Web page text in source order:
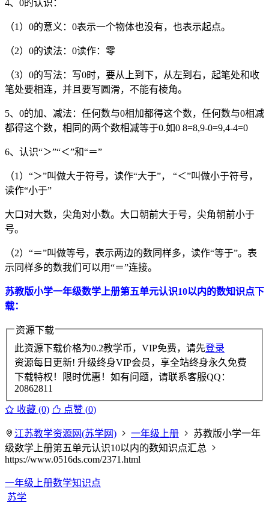
4、0的认识：
（1）0的意义：0表示一个物体也没有，也表示起点。
（2）0的读法：0读作：零
（3）0的写法：写0时，要从上到下，从左到右，起笔处和收
笔处要相连，并且要写圆滑，不能有棱角。
5、0的加、减法：任何数与0相加都得这个数，任何数与0相减
都得这个数，相同的两个数相减等于0.如0 8=8,9-0=9,4-4=0
6、认识“＞”“＜”和“＝”
（1）“＞”叫做大于符号，读作“大于”， “＜”叫做小于符号，
读作“小于”
大口对大数，尖角对小数。大口朝前大于号，尖角朝前小于
号。
（2）“＝”叫做等号，表示两边的数同样多，读作“等于”。表
示同样多的数我们可以用“＝”连接。
苏教版小学一年级数学上册第五单元认识10以内的数知识点下
载：
资源下载
此资源下载价格为0.2教学币，VIP免费，请先登录
资源每日更新! 升级终身VIP会员，享全站终身永久免费
下载特权！限时优惠！如有问题，请联系客服QQ：
20862811
收藏 (0) 点赞 (0)
江苏教学资源网(苏学网) 一年级上册
苏教版小学一年
级数学上册第五单元认识10以内的数知识点汇总
https://www.0516ds.com/2371.html
一年级上册数学知识点
苏学